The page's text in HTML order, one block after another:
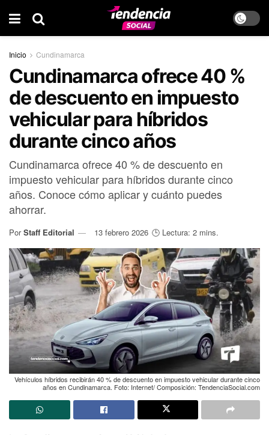
Inicio Cundinamarca
Cundinamarca ofrece 40 %
de descuento en impuesto
vehicular para híbridos
durante cinco años
Cundinamarca ofrece 40 % de descuento en
impuesto vehicular para híbridos durante cinco
años. Conoce cómo aplicar y cuánto puedes
ahorrar.
Por Staff Editorial 13 febrero 2026 🕒 Lectura: 2 mins.
Vehículos híbridos recibirán 40 % de descuento en impuesto vehicular durante cinco
años en Cundinamarca. Foto: Internet/ Composición: TendenciaSocial.com